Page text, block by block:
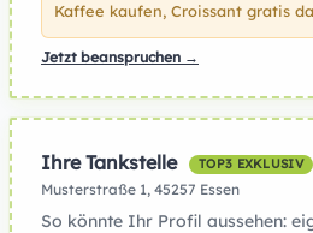
Kaffee kaufen, Croissant gratis
Jetzt beanspruchen →
Ihre Tankstelle TOP3 EXKLUSIV
Musterstraße 1, 45257 Essen
So könnte Ihr Profil aussehen: